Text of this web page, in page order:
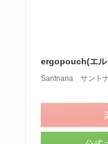
ergopouch(エル
Santnana サント